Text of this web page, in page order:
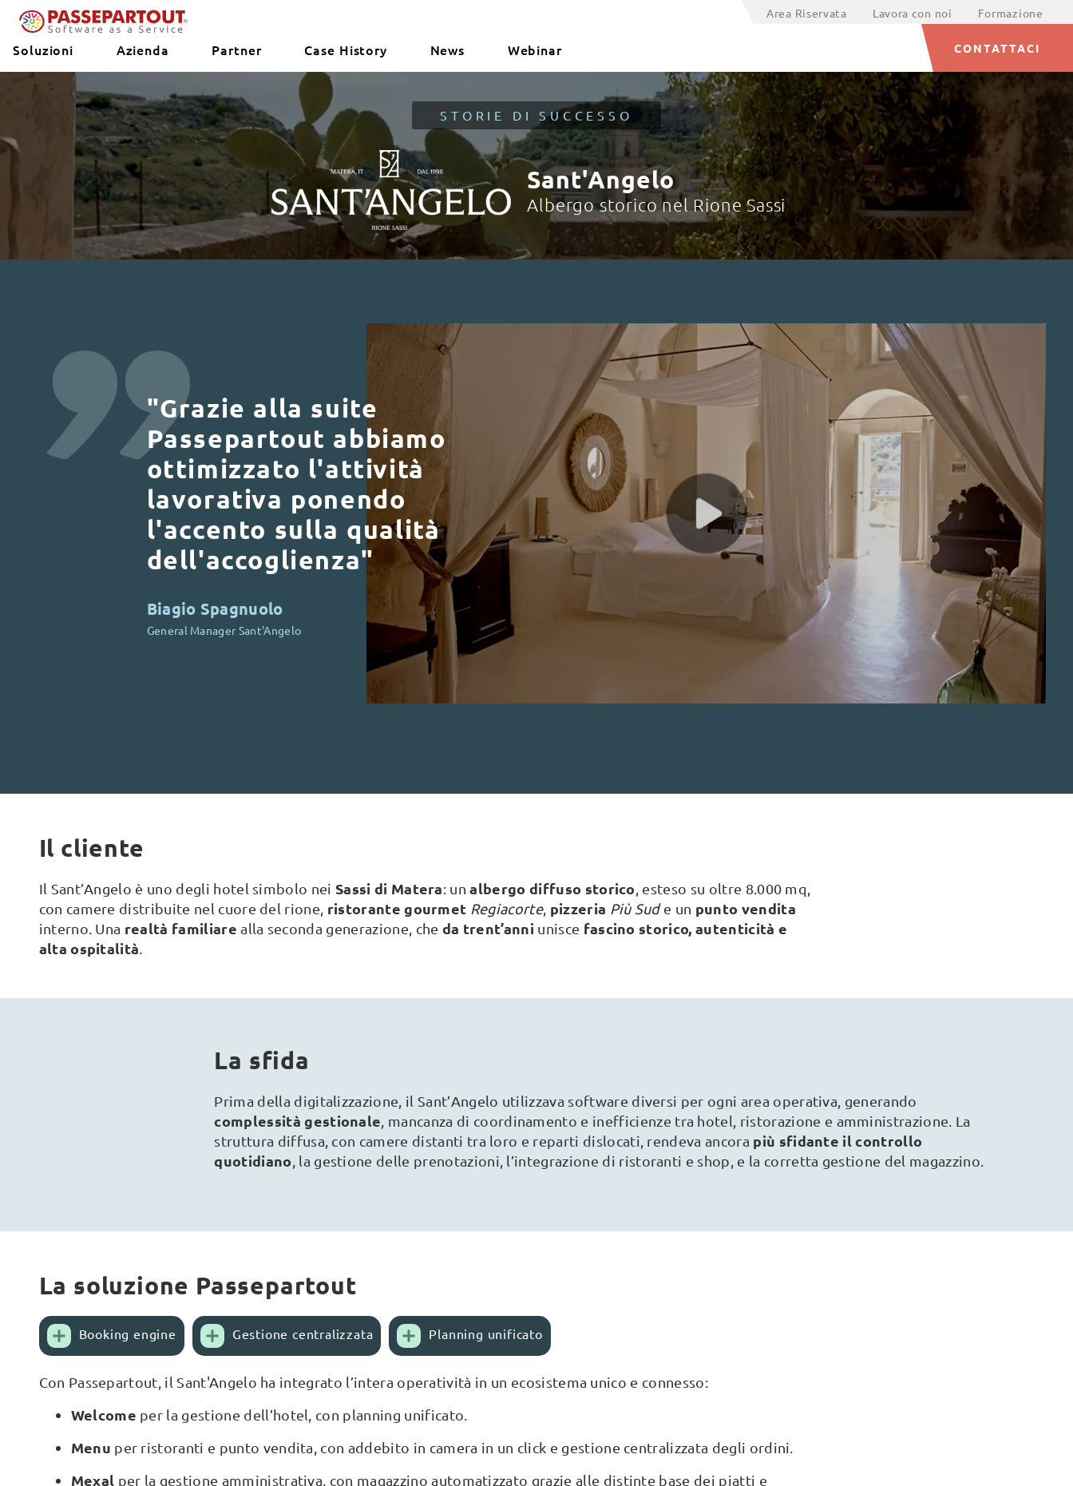
Soluzioni Azienda Partner Case History News Webinar
Area Riservata Lavora con noi Formazione
CONTATTACI
STORIE DI SUCCESSO
Sant'Angelo
Albergo storico nel Rione Sassi
"Grazie alla suite
Passepartout abbiamo
ottimizzato l'attività
lavorativa ponendo
l'accento sulla qualità
dell'accoglienza"
Biagio Spagnuolo
General Manager Sant'Angelo
Il cliente
Il Sant’Angelo è uno degli hotel simbolo nei Sassi di Matera: unalbergo diffuso storico, esteso su oltre 8.000 mq,
con camere distribuite nel cuore del rione, ristorante gourmet Regiacorte, pizzeria Più Sude un punto vendita
interno. Una realtà familiare alla seconda generazione, che da trent’anni unisce fascino storico, autenticità e
alta ospitalità.
La sfida
Prima della digitalizzazione, il Sant’Angelo utilizzava software diversi per ogni area operativa, generando
complessità gestionale, mancanza di coordinamento e inefficienze tra hotel, ristorazione e amministrazione. La
struttura diffusa, con camere distanti tra loro e reparti dislocati, rendeva ancora più sfidante il controllo
quotidiano, la gestione delle prenotazioni, l’integrazione di ristoranti e shop, e la corretta gestione del magazzino.
La soluzione Passepartout
Booking engine Gestione centralizzata Planning unificato
Con Passepartout, il Sant'Angelo ha integrato l’intera operatività in un ecosistema unico e connesso:
Welcome per la gestione dell’hotel, con planning unificato.
Menu per ristoranti e punto vendita, con addebito in camera in un click e gestione centralizzata degli ordini.
Mexal per la gestione amministrativa, con magazzino automatizzato grazie alle distinte base dei piatti e